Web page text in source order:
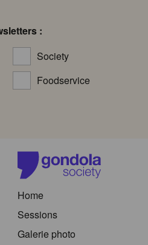
:
Society
Foodservice
Home
Sessions
Galerie photo